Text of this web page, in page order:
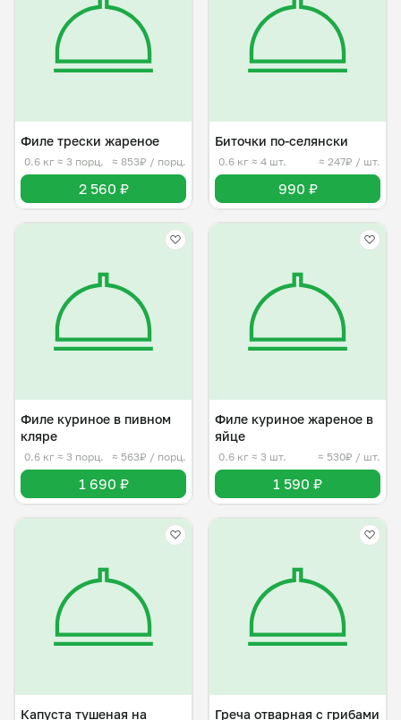
Филе трески жареное
0.6 кг ≈ 3 порц. ≈ 853₽ / порц.
2 560 ₽
Биточки по-селянски
0.6 кг ≈ 4 шт. ≈ 247₽ / шт.
990 ₽
Филе куриное в пивном
кляре
0.6 кг ≈ 3 порц. ≈ 563₽ / порц.
1 690 ₽
Филе куриное жареное в
яйце
0.6 кг ≈ 3 шт. ≈ 530₽ / шт.
1 590 ₽
Капуста тушеная на
Греча отварная с грибами